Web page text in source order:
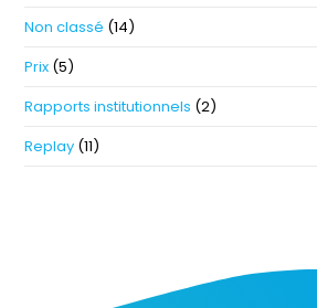
Non classé (14)
Prix (5)
Rapports institutionnels (2)
Replay (11)